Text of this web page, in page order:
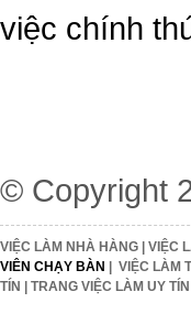
việc chính
© Copyright
VIỆC LÀM NHÀ HÀNG | VIỆC
VIÊN CHẠY BÀN | VIỆC LÀM
TÍN | TRANG VIỆC LÀM UY TÍN